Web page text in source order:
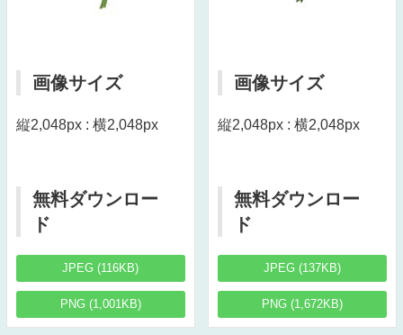
画像サイズ
縦2,048px : 横2,048px
無料ダウンロー
ド
JPEG (116KB)
PNG (1,001KB)
画像サイズ
縦2,048px : 横2,048px
無料ダウンロー
ド
JPEG (137KB)
PNG (1,672KB)